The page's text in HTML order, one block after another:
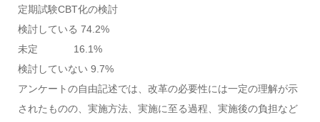
定期試験CBT化の検討
検討している 74.2%
未定 16.1%
検討していない 9.7%
アンケートの自由記述では、改革の必要性には一定の理解が示
されたものの、実施方法、実施に至る過程、実施後の負担など